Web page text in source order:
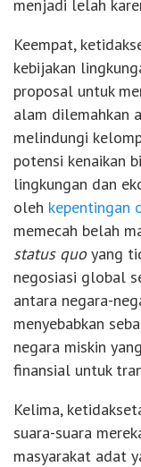
menjadi lelah
Keempat,
kebijakan
proposal untuk
alam dilemahkan
melindungi
potensi kenaikan
lingkungan dan
oleh kepentingan
memecah belah
status quoyang
negosiasi global
antara negara-
menyebabkan
negara miskin
finansial untuk
Kelima,
suara-suara
masyarakat adat